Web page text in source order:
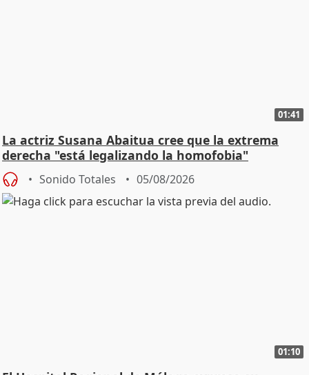
01:41
La actriz Susana Abaitua cree que la extrema
derecha "está legalizando la homofobia"
Sonido Totales 05/08/2026
01:10